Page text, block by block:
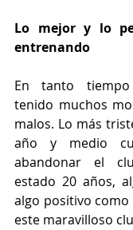
Lo mejor y lo
entrenando
En tanto
tenido muchos
malos. Lo más
año y medio
abandonar el
estado 20 años,
algo positivo
este maravilloso